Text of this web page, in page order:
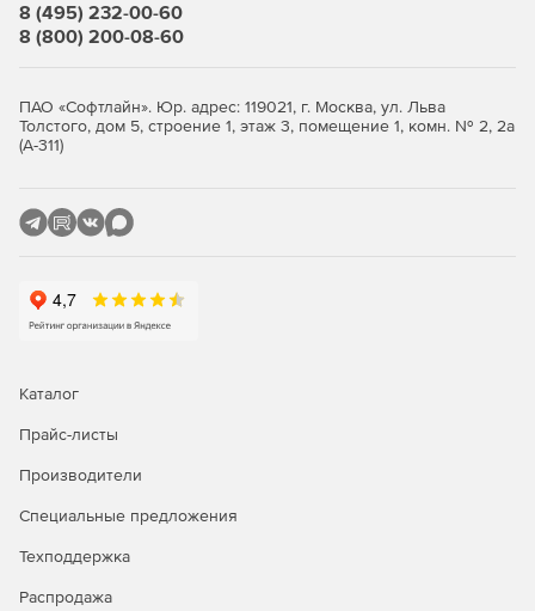
объектива. В итоге на чертеж добавляются углы и зоны
обзора с учетом геометрии помещения, а результаты
Выгрузка данных в межнациональном формате (IFC)
(nanoCAD BIM ОПС) в полной мере воплощает ключевое
правило открытого взаимодействия при проектировании
эффективных и надежных средств. Благодаря
возможности сохранения данных в файлы открытого
программе, без труда включаются в общий
информационный состав объекта, разработанный на
Revit, Allplan и других).
Базы данных производителей оборудования
производителей охранно-пожарных систем, извещателей,
8 (495) 232-00-60
8 (800) 200-08-60
ПАО «Софтлайн». Юр. адрес: 119021, г. Москва, ул. Льва
Толстого, дом 5, строение 1, этаж 3, помещение 1, комн. № 2, 2а
(А-311)
Каталог
Прайс-листы
Производители
Специальные предложения
Техподдержка
Распродажа